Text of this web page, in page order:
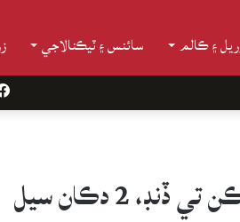
۽ ڪالم سائنس ۽ ٽيڪنالاجي
2 دڪان سيل